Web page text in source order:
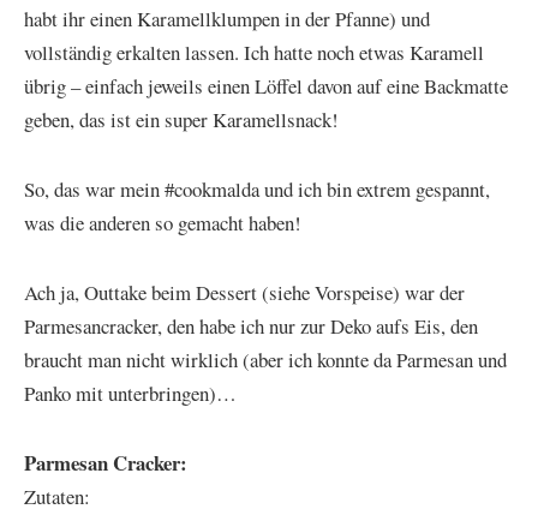
habt ihr einen Karamellklumpen in der Pfanne) und
vollständig erkalten lassen. Ich hatte noch etwas Karamell
übrig – einfach jeweils einen Löffel davon auf eine Backmatte
geben, das ist ein super Karamellsnack!
So, das war mein #cookmalda und ich bin extrem gespannt,
was die anderen so gemacht haben!
Ach ja, Outtake beim Dessert (siehe Vorspeise) war der
Parmesancracker, den habe ich nur zur Deko aufs Eis, den
braucht man nicht wirklich (aber ich konnte da Parmesan und
Panko mit unterbringen)…
Parmesan Cracker:
Zutaten: